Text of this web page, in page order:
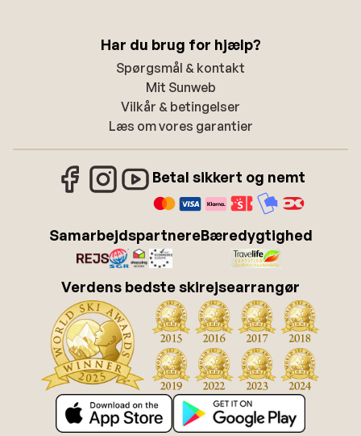
Har du brug for hjælp?
Spørgsmål & kontakt
Mit Sunweb
Vilkår & betingelser
Læs om vores garantier
Betal sikkert og nemt
SamarbejdspartnereBæredygtighed
Verdens bedste skirejsearrangør